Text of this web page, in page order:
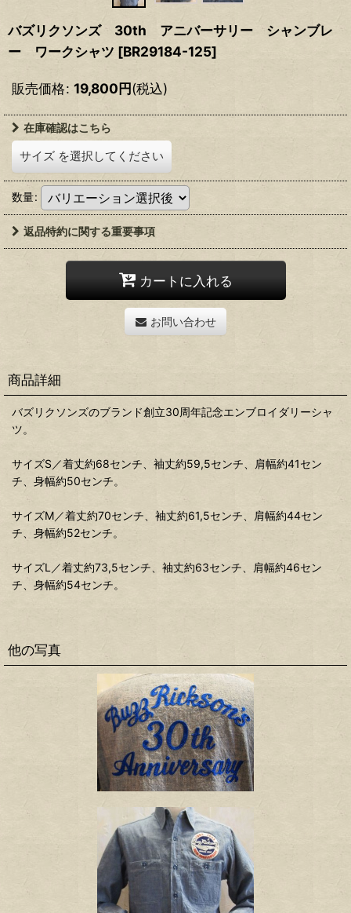
バズリクソンズ 30th アニバーサリー シャンブレ
ー ワークシャツ [BR29184-125]
販売価格: 19,800円(税込)
在庫確認はこちら
サイズ を選択してください
数量:
返品特約に関する重要事項
カートに入れる
お問い合わせ
商品詳細
バズリクソンズのブランド創立30周年記念エンブロイダリーシャ
ツ。
サイズS／着丈約68センチ、袖丈約59,5センチ、肩幅約41セン
チ、身幅約50センチ。
サイズM／着丈約70センチ、袖丈約61,5センチ、肩幅約44セン
チ、身幅約52センチ。
サイズL／着丈約73,5センチ、袖丈約63センチ、肩幅約46セン
チ、身幅約54センチ。
他の写真